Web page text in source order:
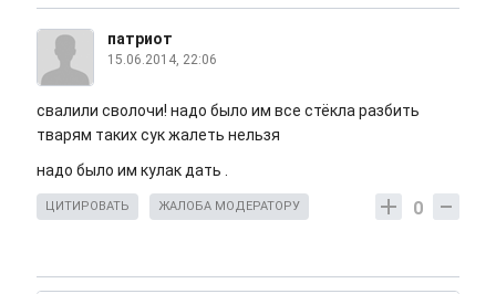
патриот
15.06.2014, 22:06
свалили сволочи! надо было им все стёкла разбить
тварям таких сук жалеть нельзя
надо было им кулак дать .
0
ЦИТИРОВАТЬ ЖАЛОБА МОДЕРАТОРУ